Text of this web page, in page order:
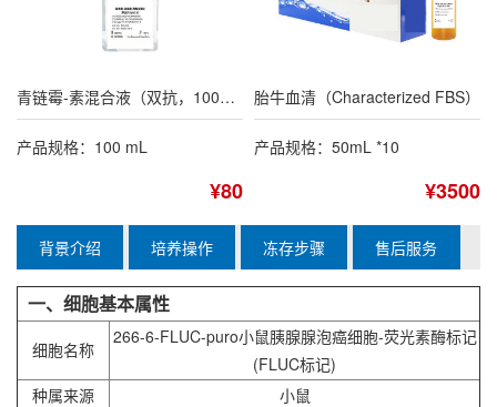
青链霉-素混合液（双抗，100×）
产品规格：100 mL
¥80
胎牛血清（Characterized FBS）
产品规格：50mL *10
¥3500
背景介绍 培养操作 冻存步骤 售后服务
一、细胞基本属性
细胞名称
266-6-FLUC-puro小鼠胰腺腺泡癌细胞-荧光素酶标记
(FLUC标记)
种属来源
小鼠